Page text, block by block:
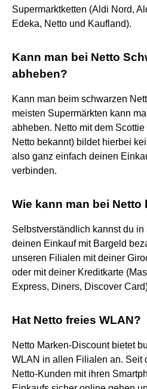
Supermarktketten (Aldi Nord,
Edeka, Netto und Kaufland).
Kann man bei Netto
abheben?
Kann man beim schwarzen
meisten Supermärkten kann
abheben. Netto mit dem
Netto bekannt) bildet hierbei
also ganz einfach deinen
verbinden.
Wie kann man bei Netto
Selbstverständlich kannst du
deinen Einkauf mit Bargeld
unseren Filialen mit deiner
oder mit deiner Kreditkarte
Express, Diners, Discover
Hat Netto freies WLAN?
Netto Marken-Discount bietet
WLAN in allen Filialen an. Seit
Netto-Kunden mit ihren